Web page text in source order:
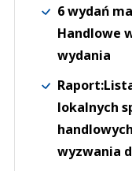
6 wydań
Handlowe
wydania
lokalnych
wyzwania